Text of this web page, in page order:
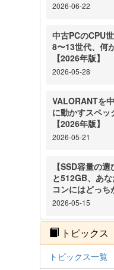
2026-06-22
中古PCのCPU
8〜13世代、何
【2026年版】
2026-05-28
VALORANTを
に動かすスペッ
【2026年版】
2026-05-21
【SSD容量の
と512GB、あ
コンにはどっち
2026-05-15
トピックス
トピックス一覧